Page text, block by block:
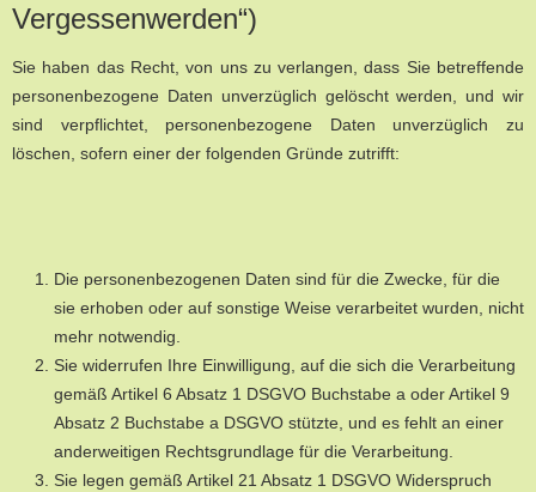
Vergessenwerden“)
Sie haben das Recht, von uns zu verlangen, dass Sie betreffende
personenbezogene Daten unverzüglich gelöscht werden, und wir
sind verpflichtet, personenbezogene Daten unverzüglich zu
löschen, sofern einer der folgenden Gründe zutrifft:
Die personenbezogenen Daten sind für die Zwecke, für die
sie erhoben oder auf sonstige Weise verarbeitet wurden, nicht
mehr notwendig.
Sie widerrufen Ihre Einwilligung, auf die sich die Verarbeitung
gemäß Artikel 6 Absatz 1 DSGVO Buchstabe a oder Artikel 9
Absatz 2 Buchstabe a DSGVO stützte, und es fehlt an einer
anderweitigen Rechtsgrundlage für die Verarbeitung.
Sie legen gemäß Artikel 21 Absatz 1 DSGVO Widerspruch